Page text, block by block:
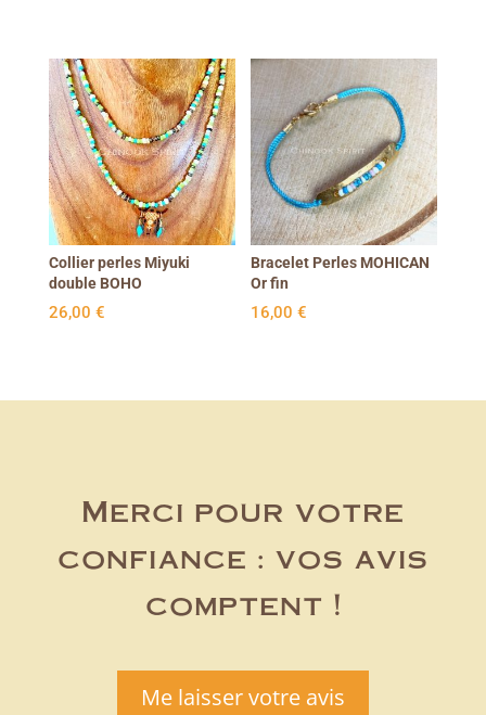
Collier perles Miyuki
double BOHO
26,00 €
Bracelet Perles MOHICAN
Or fin
16,00€
Merci pour votre
confiance : vos avis
comptent !
Me laisser votre avis